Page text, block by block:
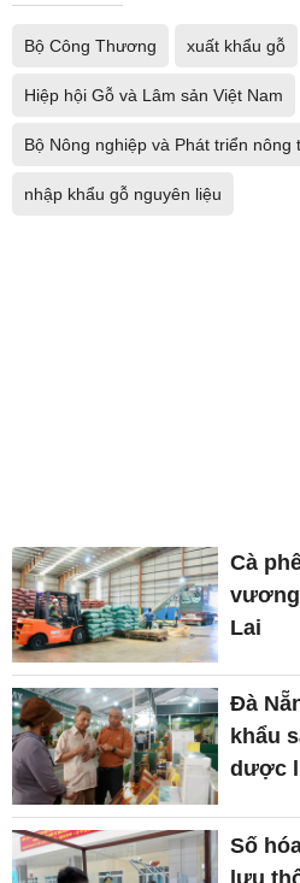
Bộ Công Thương xuất khẩu gỗ
Hiệp hội Gỗ và Lâm sản Việt Nam
Bộ Nông nghiệp và Phát triển nông
nhập khẩu gỗ nguyên liệu
Cà
Lai
Đà
khẩu
dược
Số
lưu